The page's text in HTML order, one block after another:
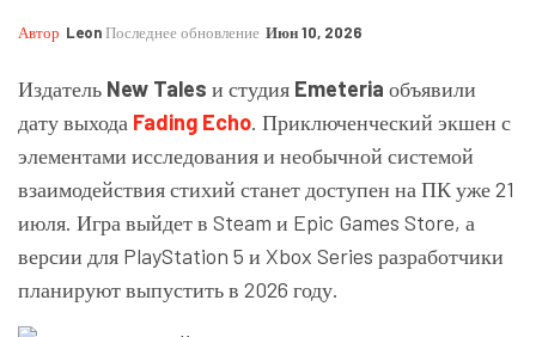
Автор LeonПоследнее обновление Июн 10, 2026
Издатель New Tales и студия Emeteria объявили
дату выхода Fading Echo. Приключенческий экшен с
элементами исследования и необычной системой
взаимодействия стихий станет доступен на ПК уже 21
июля. Игра выйдет в Steam и Epic Games Store, а
версии для PlayStation 5 и Xbox Series разработчики
планируют выпустить в 2026 году.